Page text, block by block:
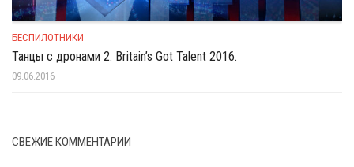
БЕСПИЛОТНИКИ
Танцы с дронами 2. Britain’s Got Talent 2016.
09.06.2016
СВЕЖИЕ КОММЕНТАРИИ